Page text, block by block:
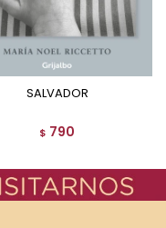
SALVADOR
$ 790